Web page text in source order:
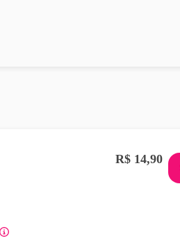
R$ 14,90